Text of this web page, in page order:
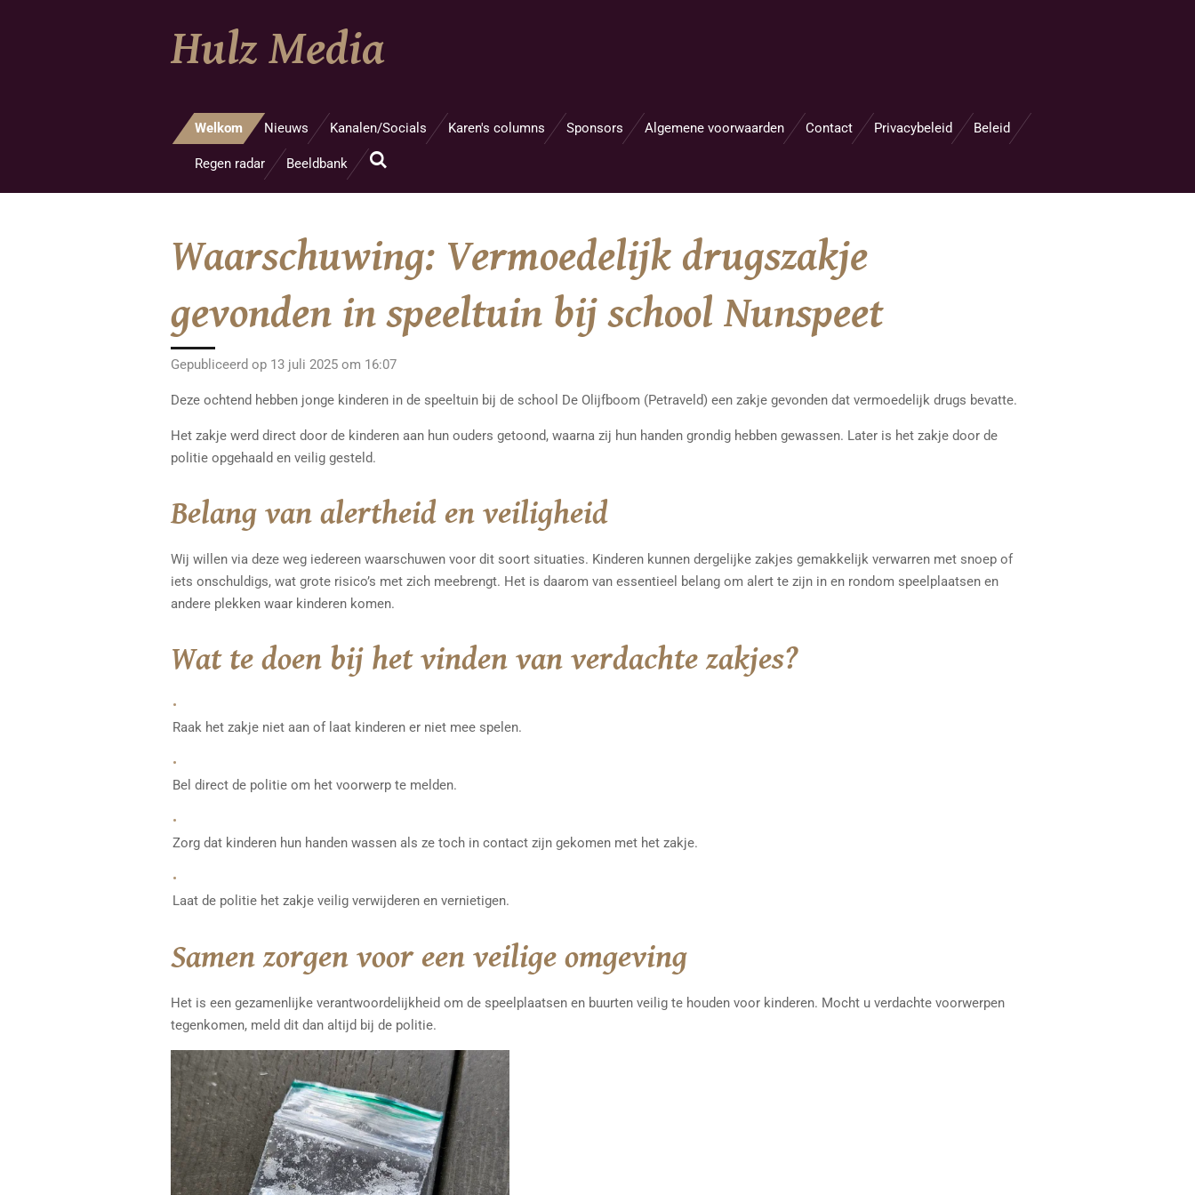
Hulz Media
Welkom Nieuws Kanalen/Socials Karen's columns Sponsors Algemene voorwaarden Contact Privacybeleid Beleid
Regen radar Beeldbank
Waarschuwing: Vermoedelijk drugszakje
gevonden in speeltuin bij school Nunspeet
Gepubliceerd op 13 juli 2025 om 16:07
Deze ochtend hebben jonge kinderen in de speeltuin bij de school De Olijfboom (Petraveld) een zakje gevonden dat vermoedelijk drugs bevatte.
Het zakje werd direct door de kinderen aan hun ouders getoond, waarna zij hun handen grondig hebben gewassen. Later is het zakje door de
politie opgehaald en veilig gesteld.
Belang van alertheid en veiligheid
Wij willen via deze weg iedereen waarschuwen voor dit soort situaties. Kinderen kunnen dergelijke zakjes gemakkelijk verwarren met snoep of
iets onschuldigs, wat grote risico’s met zich meebrengt. Het is daarom van essentieel belang om alert te zijn in en rondom speelplaatsen en
andere plekken waar kinderen komen.
Wat te doen bij het vinden van verdachte zakjes?
Raak het zakje niet aan of laat kinderen er niet mee spelen.
Bel direct de politie om het voorwerp te melden.
Zorg dat kinderen hun handen wassen als ze toch in contact zijn gekomen met het zakje.
Laat de politie het zakje veilig verwijderen en vernietigen.
Samen zorgen voor een veilige omgeving
Het is een gezamenlijke verantwoordelijkheid om de speelplaatsen en buurten veilig te houden voor kinderen. Mocht u verdachte voorwerpen
tegenkomen, meld dit dan altijd bij de politie.